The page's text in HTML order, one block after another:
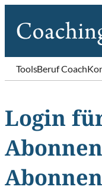
ToolsBeruf Coach
Login